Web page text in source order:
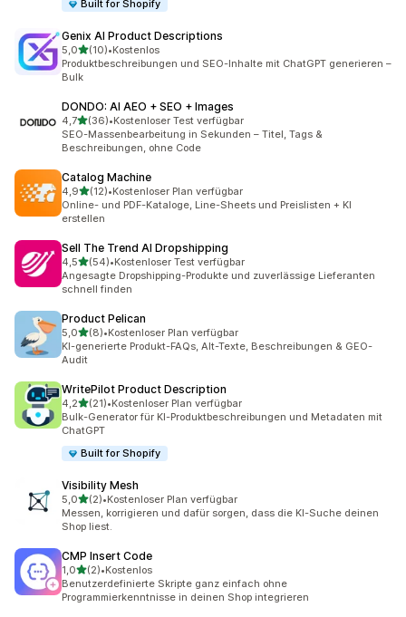
Built for Shopify
Genix AI Product Descriptions
5,0von 5 Sternen
(10)
10 Rezensionen insgesamt
•Kostenlos
Produktbeschreibungen und SEO-Inhalte mit ChatGPT generieren –
Bulk
DONDO: AI AEO + SEO + Images
4,7von 5 Sternen
(36)
36 Rezensionen insgesamt
•Kostenloser Test verfügbar
SEO-Massenbearbeitung in Sekunden – Titel, Tags &
Beschreibungen, ohne Code
Catalog Machine
4,9von 5 Sternen
(12)
12 Rezensionen insgesamt
•Kostenloser Plan verfügbar
Online- und PDF-Kataloge, Line-Sheets und Preislisten + KI
erstellen
Sell The Trend AI Dropshipping
4,5von 5 Sternen
(54)
54 Rezensionen insgesamt
•Kostenloser Test verfügbar
Angesagte Dropshipping-Produkte und zuverlässige Lieferanten
schnell finden
Product Pelican
5,0von 5 Sternen
(8)
8 Rezensionen insgesamt
•Kostenloser Plan verfügbar
KI-generierte Produkt-FAQs, Alt-Texte, Beschreibungen & GEO-
Audit
WritePilot Product Description
4,2von 5 Sternen
(21)
21 Rezensionen insgesamt
•Kostenloser Plan verfügbar
Bulk-Generator für KI-Produktbeschreibungen und Metadaten mit
ChatGPT
Built for Shopify
Visibility Mesh
5,0von 5 Sternen
(2)
2 Rezensionen insgesamt
•Kostenloser Plan verfügbar
Messen, korrigieren und dafür sorgen, dass die KI-Suche deinen
Shop liest.
CMP Insert Code
1,0von 5 Sternen
(2)
2 Rezensionen insgesamt
•Kostenlos
Benutzerdefinierte Skripte ganz einfach ohne
Programmierkenntnisse in deinen Shop integrieren